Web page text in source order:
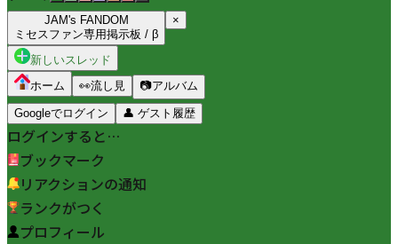
JAM's FANDOM
ミセスファン専用掲示板 / β
×
新しいスレッド
ホーム
👀流し見 📷アルバム
Googleでログイン 👤 ゲスト履歴
ログインすると…
ブックマーク
リアクションの通知
ランクがつく
プロフィール